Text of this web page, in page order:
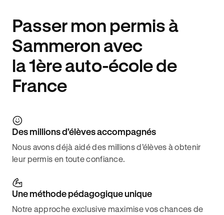
Passer mon permis à
Sammeron avec
la 1ère auto-école de
France
Des millions d’élèves accompagnés
Nous avons déjà aidé des millions d’élèves à obtenir
leur permis en toute confiance.
Une méthode pédagogique unique
Notre approche exclusive maximise vos chances de